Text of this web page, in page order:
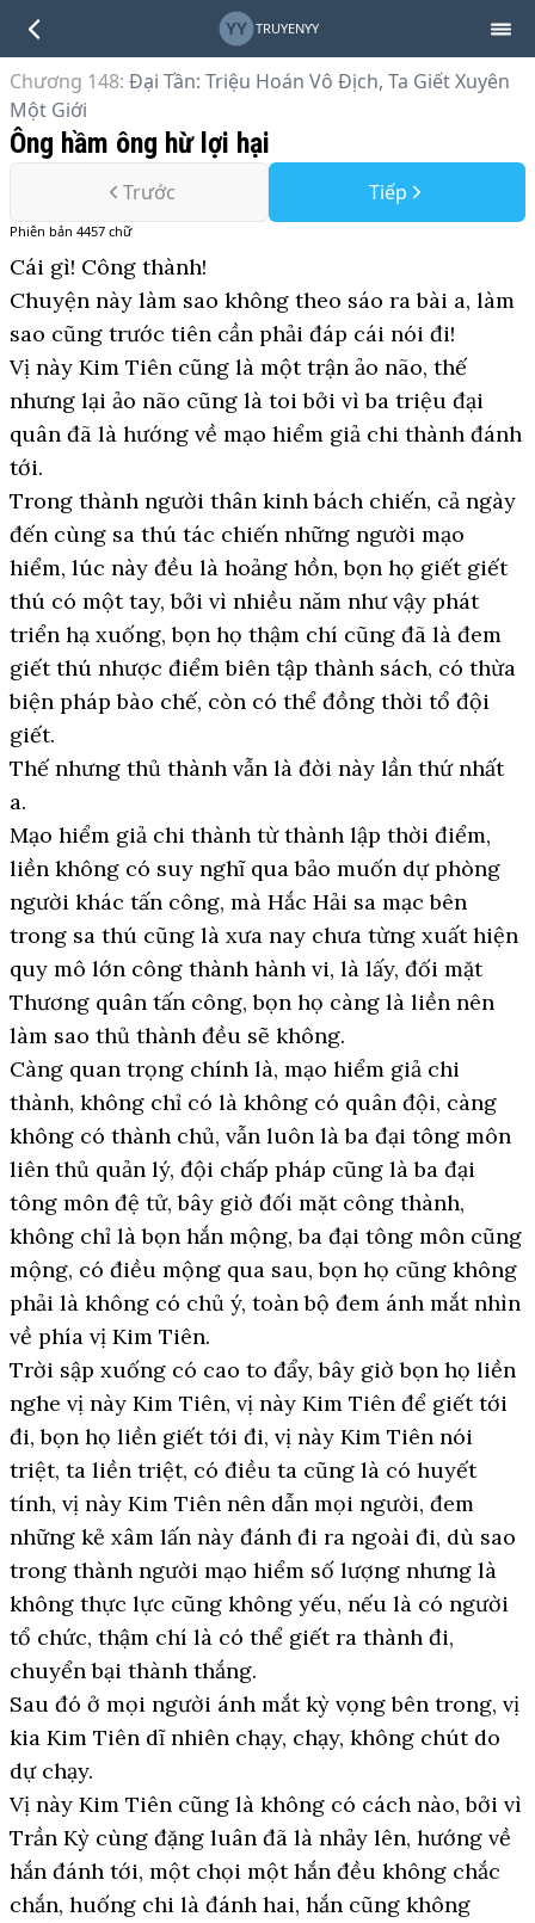
YY TRUYENYY
Chương 148: Đại Tần: Triệu Hoán Vô Địch, Ta Giết Xuyên
Một Giới
Ông hầm ông hừ lợi hại
Trước Tiếp
Phiên bản 4457 chữ
Cái gì! Công thành!
Chuyện này làm sao không theo sáo ra bài a, làm
sao cũng trước tiên cần phải đáp cái nói đi!
Vị này Kim Tiên cũng là một trận ảo não, thế
nhưng lại ảo não cũng là toi bởi vì ba triệu đại
quân đã là hướng về mạo hiểm giả chi thành đánh
tới.
Trong thành người thân kinh bách chiến, cả ngày
đến cùng sa thú tác chiến những người mạo
hiểm, lúc này đều là hoảng hồn, bọn họ giết giết
thú có một tay, bởi vì nhiều năm như vậy phát
triển hạ xuống, bọn họ thậm chí cũng đã là đem
giết thú nhược điểm biên tập thành sách, có thừa
biện pháp bào chế, còn có thể đồng thời tổ đội
giết.
Thế nhưng thủ thành vẫn là đời này lần thứ nhất
a.
Mạo hiểm giả chi thành từ thành lập thời điểm,
liền không có suy nghĩ qua bảo muốn dự phòng
người khác tấn công, mà Hắc Hải sa mạc bên
trong sa thú cũng là xưa nay chưa từng xuất hiện
quy mô lớn công thành hành vi, là lấy, đối mặt
Thương quân tấn công, bọn họ càng là liền nên
làm sao thủ thành đều sẽ không.
Càng quan trọng chính là, mạo hiểm giả chi
thành, không chỉ có là không có quân đội, càng
không có thành chủ, vẫn luôn là ba đại tông môn
liên thủ quản lý, đội chấp pháp cũng là ba đại
tông môn đệ tử, bây giờ đối mặt công thành,
không chỉ là bọn hắn mộng, ba đại tông môn cũng
mộng, có điều mộng qua sau, bọn họ cũng không
phải là không có chủ ý, toàn bộ đem ánh mắt nhìn
về phía vị Kim Tiên.
Trời sập xuống có cao to đẩy, bây giờ bọn họ liền
nghe vị này Kim Tiên, vị này Kim Tiên để giết tới
đi, bọn họ liền giết tới đi, vị này Kim Tiên nói
triệt, ta liền triệt, có điều ta cũng là có huyết
tính, vị này Kim Tiên nên dẫn mọi người, đem
những kẻ xâm lấn này đánh đi ra ngoài đi, dù sao
trong thành người mạo hiểm số lượng nhưng là
không thực lực cũng không yếu, nếu là có người
tổ chức, thậm chí là có thể giết ra thành đi,
chuyển bại thành thắng.
Sau đó ở mọi người ánh mắt kỳ vọng bên trong, vị
kia Kim Tiên dĩ nhiên chạy, chạy, không chút do
dự chạy.
Vị này Kim Tiên cũng là không có cách nào, bởi vì
Trần Kỳ cùng đặng luân đã là nhảy lên, hướng về
hắn đánh tới, một chọi một hắn đều không chắc
chắn, huống chi là đánh hai, hắn cũng không